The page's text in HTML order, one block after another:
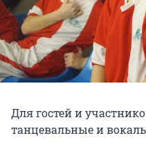
Для гостей и
танцевальные и